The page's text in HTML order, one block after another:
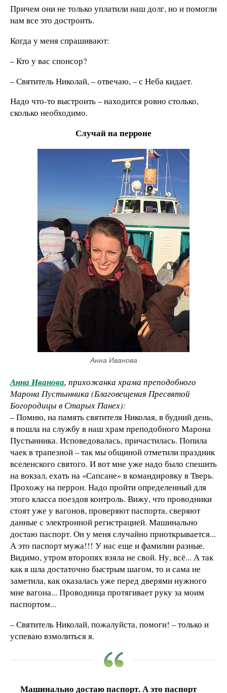
Причем они не только уплатили наш долг, но и помогли
нам все это достроить.
Когда у меня спрашивают:
– Кто у вас спонсор?
– Святитель Николай, – отвечаю, – с Неба кидает.
Надо что-то выстроить – находится ровно столько,
сколько необходимо.
Случай на перроне
Анна Иванова
Анна Иванова, прихожанка храма преподобного
Марона Пустынника (Благовещения Пресвятой
Богородицы в Старых Панех):
– Помню, на память святителя Николая, в будний день,
я пошла на службу в наш храм преподобного Марона
Пустынника. Исповедовалась, причастилась. Попила
чаек в трапезной – так мы общиной отметили праздник
вселенского святого. И вот мне уже надо было спешить
на вокзал, ехать на «Сапсане» в командировку в Тверь.
Прохожу на перрон. Надо пройти определенный для
этого класса поездов контроль. Вижу, что проводники
стоят уже у вагонов, проверяют паспорта, сверяют
данные с электронной регистрацией. Машинально
достаю паспорт. Он у меня случайно приоткрывается...
А это паспорт мужа!!! У нас еще и фамилии разные.
Видимо, утром второпях взяла не свой. Ну, всё... А так
как я шла достаточно быстрым шагом, то и сама не
заметила, как оказалась уже перед дверями нужного
мне вагона... Проводница протягивает руку за моим
паспортом...
– Святитель Николай, пожалуйста, помоги! – только и
успеваю взмолиться я.
Машинально достаю паспорт. А это паспорт